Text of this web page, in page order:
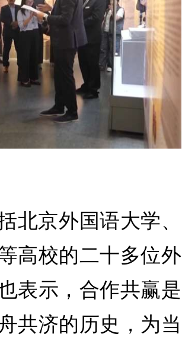
北京外国语大学、
高校的二十多位外
表示，合作共赢是
共济的历史，为当